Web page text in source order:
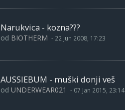
Narukvica - kozna???
od BIOTHERM - 22 Jun 2008, 17:23
AUSSIEBUM - muški donji veš
od UNDERWEAR021 - 07 Jan 2015, 23:14